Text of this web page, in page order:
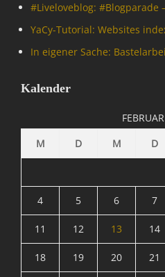
N
h
l
t
k
#Livelove­blog: #Blogparade
YaCy-Tutorial: Websites
In eigener Sache:
Kalender
M
D M D
4 5 6 7
11 12 13 14
18 19 20 21